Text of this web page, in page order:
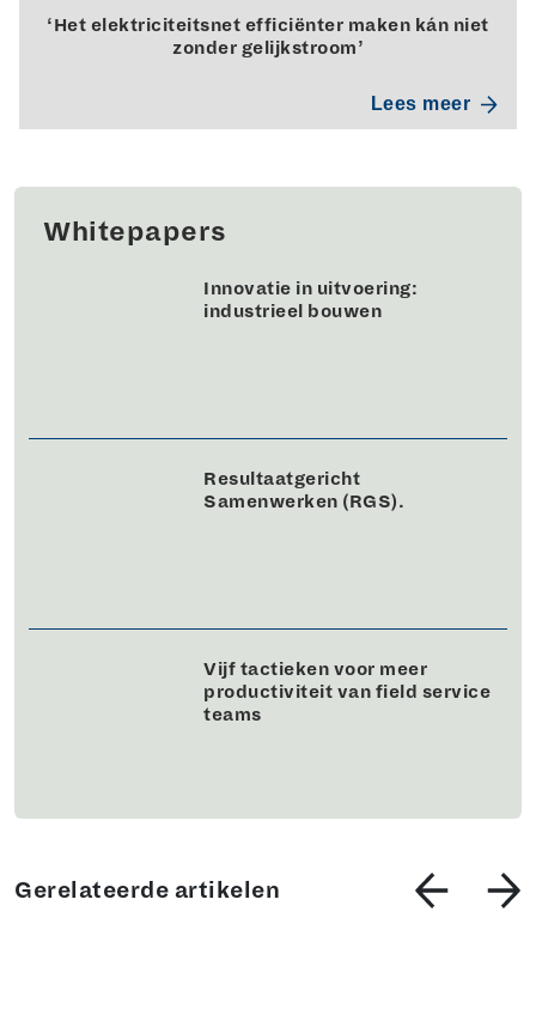
‘Het elektriciteitsnet efficiënter maken kán niet
zonder gelijkstroom’
Lees meer
Whitepapers
Innovatie in uitvoering:
industrieel bouwen
Resultaatgericht
Samenwerken (RGS).
Vijf tactieken voor meer
productiviteit van field service
teams
Gerelateerde artikelen